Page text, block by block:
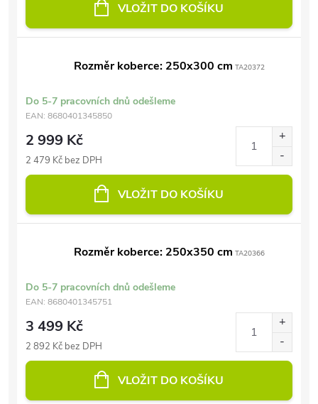
VLOŽIT DO KOŠÍKU
Rozměr koberce: 250x300 cm TA20372
Do 5-7 pracovních dnů odešleme
EAN: 8680401345850
2 999 Kč
2 479 Kč bez DPH
VLOŽIT DO KOŠÍKU
Rozměr koberce: 250x350 cm TA20366
Do 5-7 pracovních dnů odešleme
EAN: 8680401345751
3 499 Kč
2 892 Kč bez DPH
VLOŽIT DO KOŠÍKU